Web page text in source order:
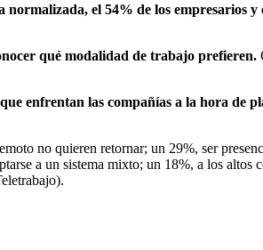
el 54% de los empresarios
qué modalidad de trabajo prefieren.
que enfrentan las compañías a la hora de
no quieren retornar; un 29%, ser
a un sistema mixto; un 18%, a los altos